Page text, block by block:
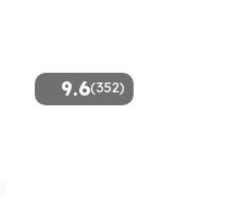
9.6(352)